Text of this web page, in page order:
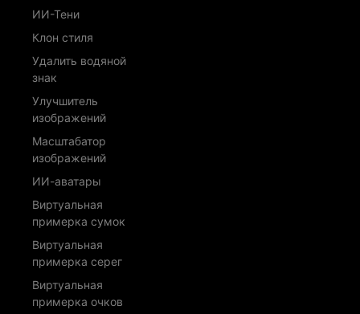
ИИ-Тени
Клон стиля
Удалить водяной
знак
Улучшитель
изображений
Масштабатор
изображений
ИИ-аватары
Виртуальная
примерка сумок
Виртуальная
примерка серег
Виртуальная
примерка очков